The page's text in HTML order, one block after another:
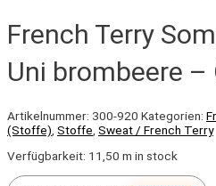
French Terry
Uni brombeere –
Artikelnummer: 300-920 Kategorien:
(Stoffe) Stoffe Sweat / French Terry
Verfügbarkeit: 11,50 m in stock